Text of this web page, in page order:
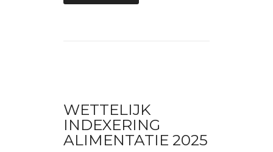
WETTELIJK
INDEXERING
ALIMENTATIE 2025